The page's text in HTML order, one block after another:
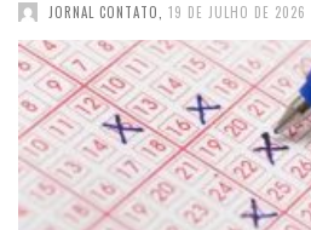
JORNAL CONTATO 19 DE JULHO DE 2026